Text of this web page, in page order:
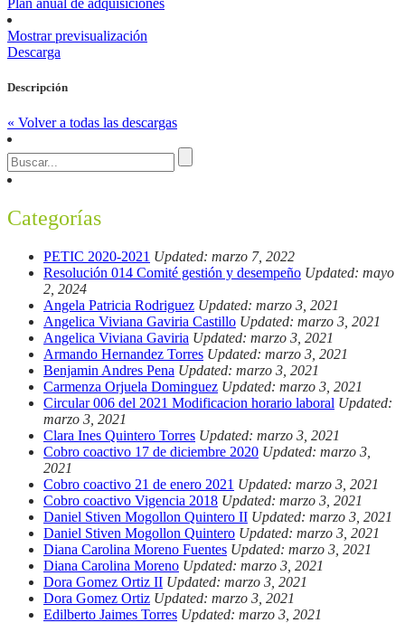
Mostrar previsualización
Descarga
Descripción
« Volver a todas las descargas
Categorías
PETIC 2020-2021 Updated: marzo 7, 2022
Resolución 014 Comité gestión y desempeño Updated: mayo
2, 2024
Angela Patricia Rodriguez Updated: marzo 3, 2021
Angelica Viviana Gaviria Castillo Updated: marzo 3, 2021
Angelica Viviana Gaviria Updated: marzo 3, 2021
Armando Hernandez Torres Updated: marzo 3, 2021
Benjamin Andres Pena Updated: marzo 3, 2021
Carmenza Orjuela Dominguez Updated: marzo 3, 2021
Circular 006 del 2021 Modificacion horario laboral Updated:
marzo 3, 2021
Clara Ines Quintero Torres Updated: marzo 3, 2021
Cobro coactivo 17 de diciembre 2020 Updated: marzo 3,
2021
Cobro coactivo 21 de enero 2021 Updated: marzo 3, 2021
Cobro coactivo Vigencia 2018 Updated: marzo 3, 2021
Daniel Stiven Mogollon Quintero II Updated: marzo 3, 2021
Daniel Stiven Mogollon Quintero Updated: marzo 3, 2021
Diana Carolina Moreno Fuentes Updated: marzo 3, 2021
Diana Carolina Moreno Updated: marzo 3, 2021
Dora Gomez Ortiz II Updated: marzo 3, 2021
Dora Gomez Ortiz Updated: marzo 3, 2021
Edilberto Jaimes Torres Updated: marzo 3, 2021